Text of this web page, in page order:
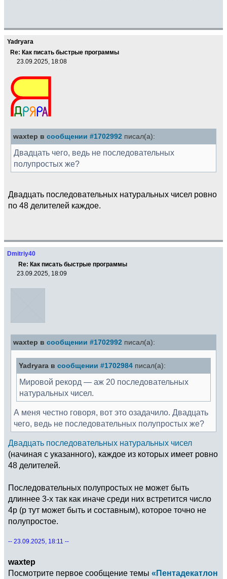
Yadryara
Re: Как писать быстрые программы
23.09.2025, 18:08
waxtep в сообщении #1702992 писал(а):
Двадцать чего, ведь не последовательных
полупростых же?
Двадцать последовательных натуральных чисел ровно
по 48 делителей каждое.
Dmitriy40
Re: Как писать быстрые программы
23.09.2025, 18:09
waxtep в сообщении #1702992 писал(а):
Yadryara в сообщении #1702984 писал(а):
Мировой рекорд — аж 20 последовательных
натуральных чисел.
А меня честно говоря, вот это озадачило. Двадцать
чего, ведь не последовательных полупростых же?
Двадцать последовательных натуральных чисел
(начиная с указанного), каждое из которых имеет ровно
48 делителей.
Последовательных полупростых не может быть
длиннее 3-х так как иначе среди них встретится число
4p (p тут может быть и составным), которое точно не
полупростое.
-- 23.09.2025, 18:11 --
waxtep
Посмотрите первое сообщение темы «Пентадекатлон